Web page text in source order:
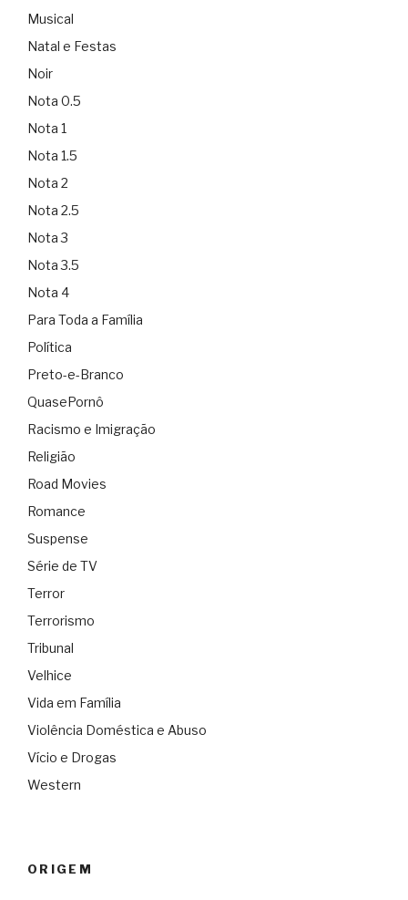
Musical
Natal e Festas
Noir
Nota 0.5
Nota 1
Nota 1.5
Nota 2
Nota 2.5
Nota 3
Nota 3.5
Nota 4
Para Toda a Família
Política
Preto-e-Branco
QuasePornô
Racismo e Imigração
Religião
Road Movies
Romance
Suspense
Série de TV
Terror
Terrorismo
Tribunal
Velhice
Vida em Família
Violência Doméstica e Abuso
Vício e Drogas
Western
ORIGEM